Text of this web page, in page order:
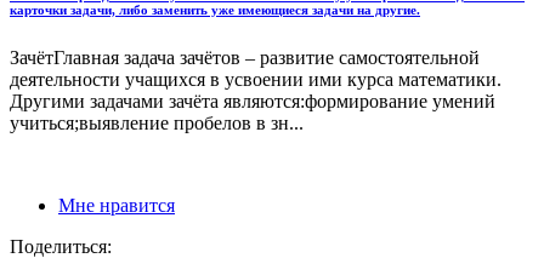
карточки задачи, либо заменить уже имеющиеся задачи на другие.
ЗачётГлавная задача зачётов – развитие самостоятельной
деятельности учащихся в усвоении ими курса математики.
Другими задачами зачёта являются:формирование умений
учиться;выявление пробелов в зн...
Мне нравится
Поделиться: